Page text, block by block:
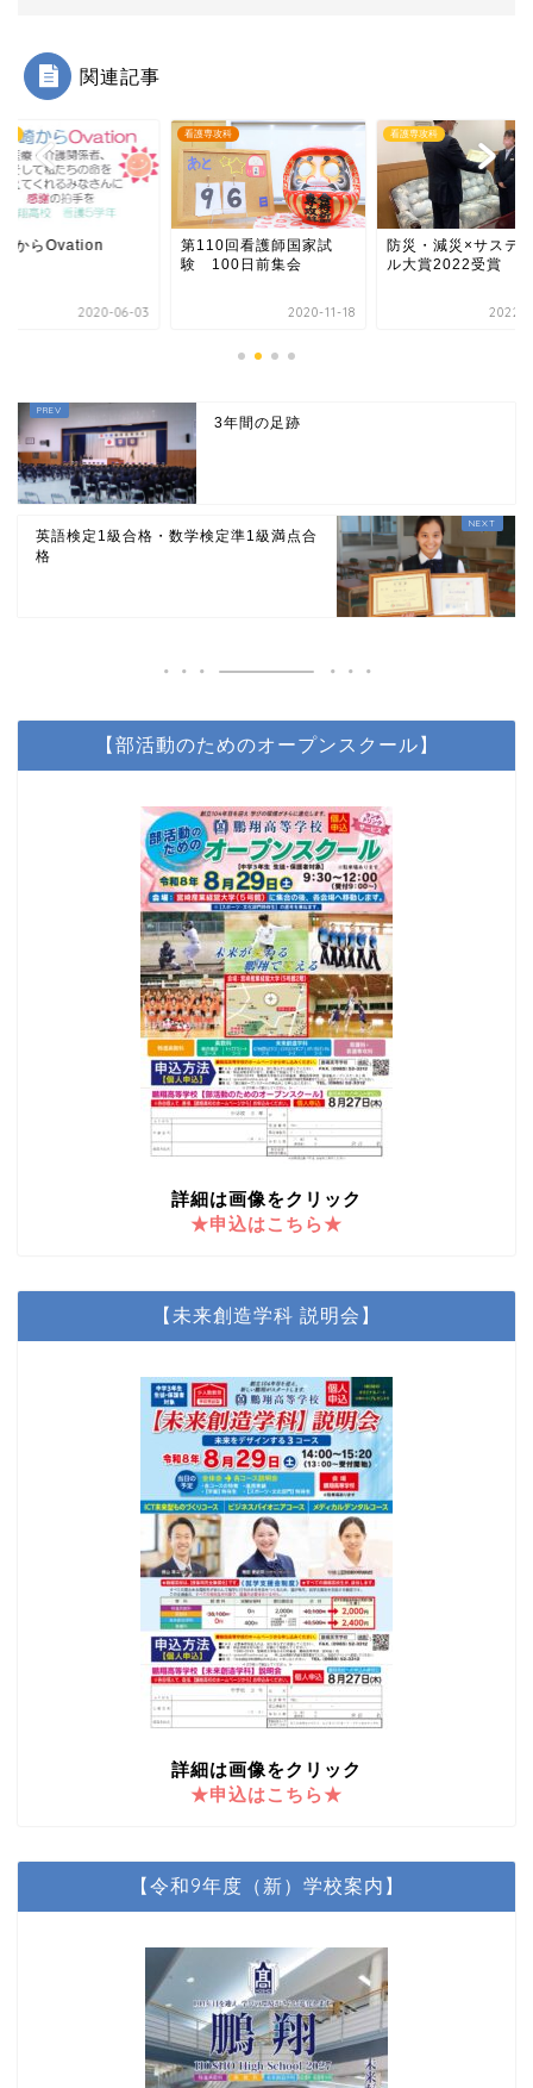
関連記事
からOvation
2020-06-03
看護専攻科
第110回看護師国家試
験 100日前集会
2020-11-18
看護専攻科
防災・減災×サステ
ル大賞2022受賞
2022-
3年間の足跡
英語検定1級合格・数学検定準1級満点合
格
【部活動のためのオープンスクール】
詳細は画像をクリック
★申込はこちら★
【未来創造学科 説明会】
詳細は画像をクリック
★申込はこちら★
【令和9年度（新）学校案内】